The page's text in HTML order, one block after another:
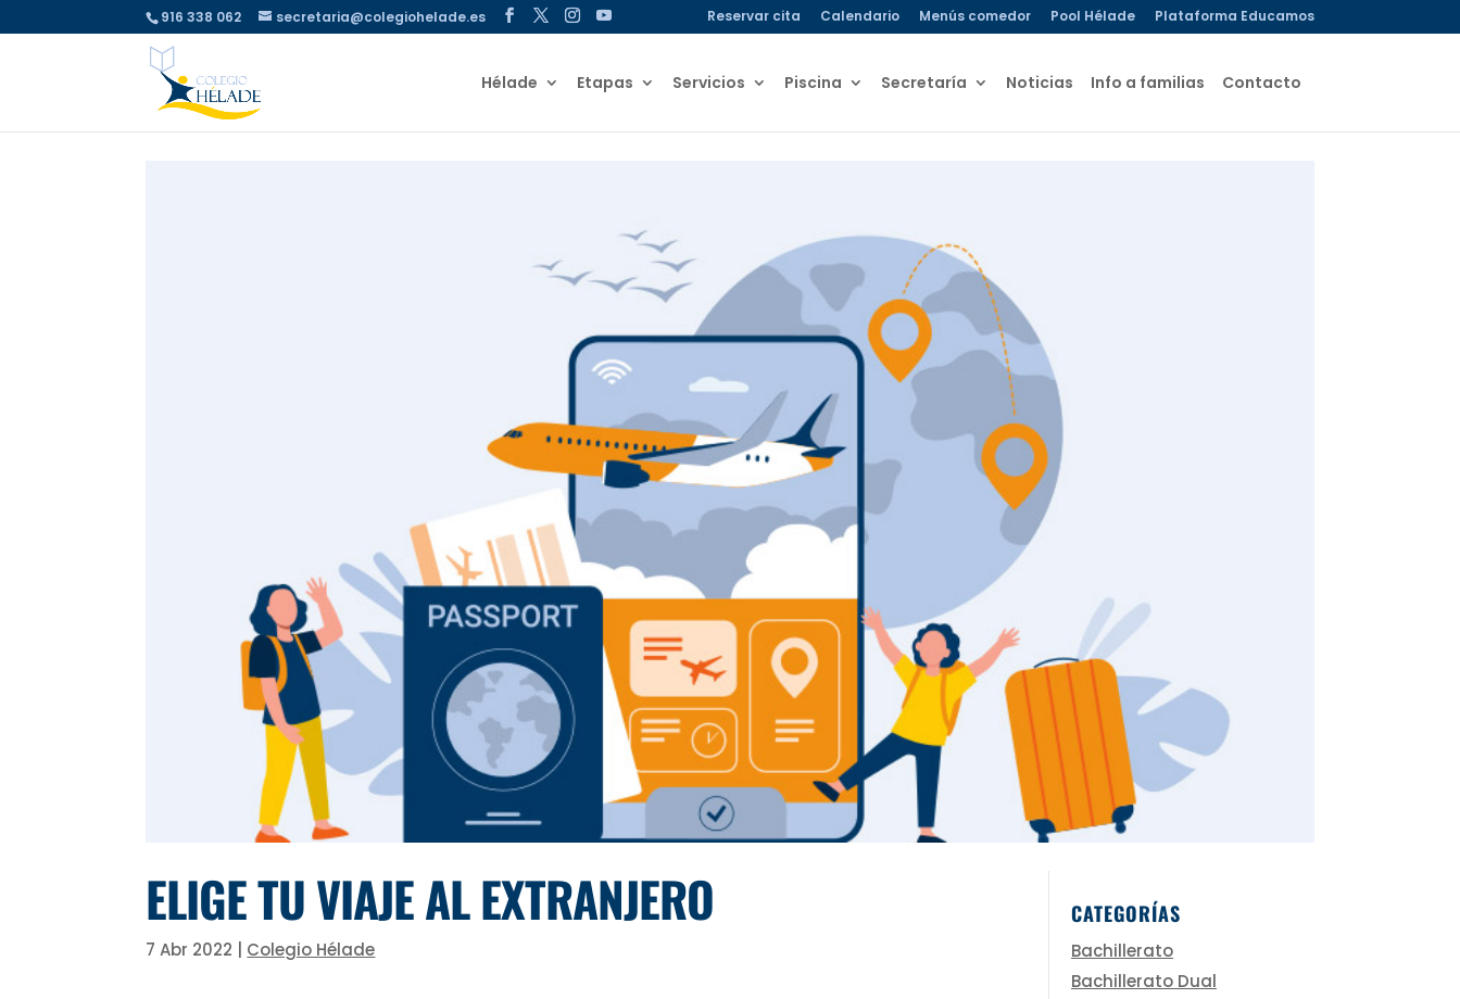
916 338 062 secretaria@colegiohelade.es Reservar cita Calendario Menús comedor Pool Hélade Plataforma Educamos
Hélade Etapas Servicios Piscina Secretaría Noticias Info a familias Contacto
ELIGE TU VIAJE AL EXTRANJERO
7 Abr 2022 Colegio Hélade
CATEGORÍAS
Bachillerato
Bachillerato Dual